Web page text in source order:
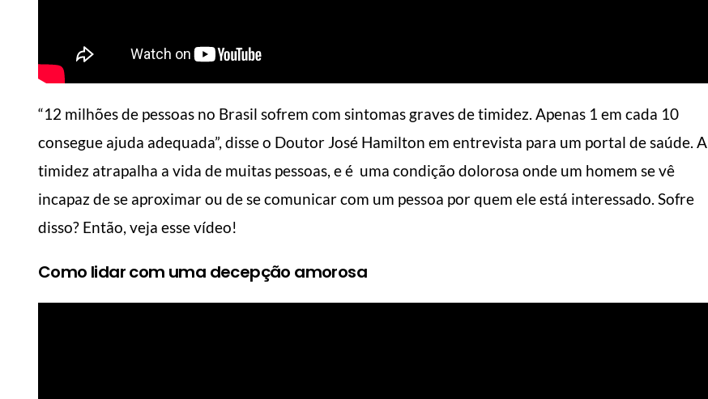
“12 milhões de pessoas no Brasil sofrem com sintomas graves de timidez. Apenas 1 em cada 10
consegue ajuda adequada”, disse o Doutor José Hamilton em entrevista para um portal de saúde. A
timidez atrapalha a vida de muitas pessoas, e é uma condição dolorosa onde um homem se vê
incapaz de se aproximar ou de se comunicar com um pessoa por quem ele está interessado. Sofre
disso? Então, veja esse vídeo!
Como lidar com uma decepção amorosa